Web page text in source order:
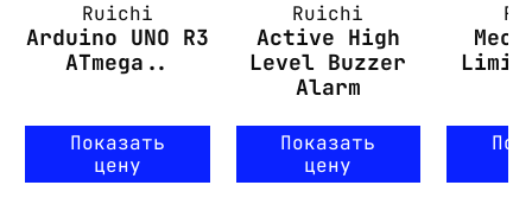
Ruichi
Arduino UNO R3
ATmega..
Показать
цену
Ruichi
Active High
Level Buzzer
Alarm
Показать
цену
Limit